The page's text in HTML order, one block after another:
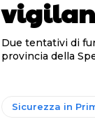
Due tentativi di
provincia della
Sicurezza in